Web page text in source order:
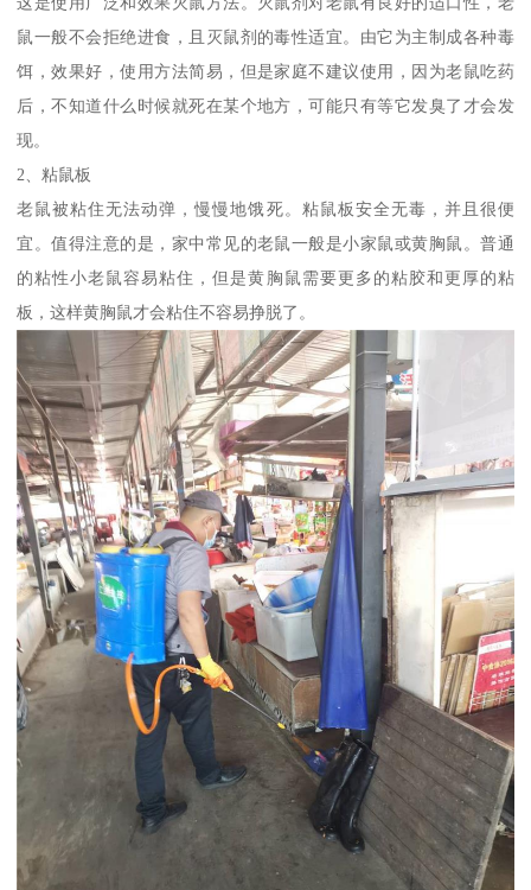
鼠一般不会拒绝进食，且灭鼠剂的毒性适宜。由它为主制成各种毒
饵，效果好，使用方法简易，但是家庭不建议使用，因为老鼠吃药
后，不知道什么时候就死在某个地方，可能只有等它发臭了才会发
现。
2、粘鼠板
老鼠被粘住无法动弹，慢慢地饿死。粘鼠板安全无毒，并且很便
宜。值得注意的是，家中常见的老鼠一般是小家鼠或黄胸鼠。普通
的粘性小老鼠容易粘住，但是黄胸鼠需要更多的粘胶和更厚的粘
板，这样黄胸鼠才会粘住不容易挣脱了。